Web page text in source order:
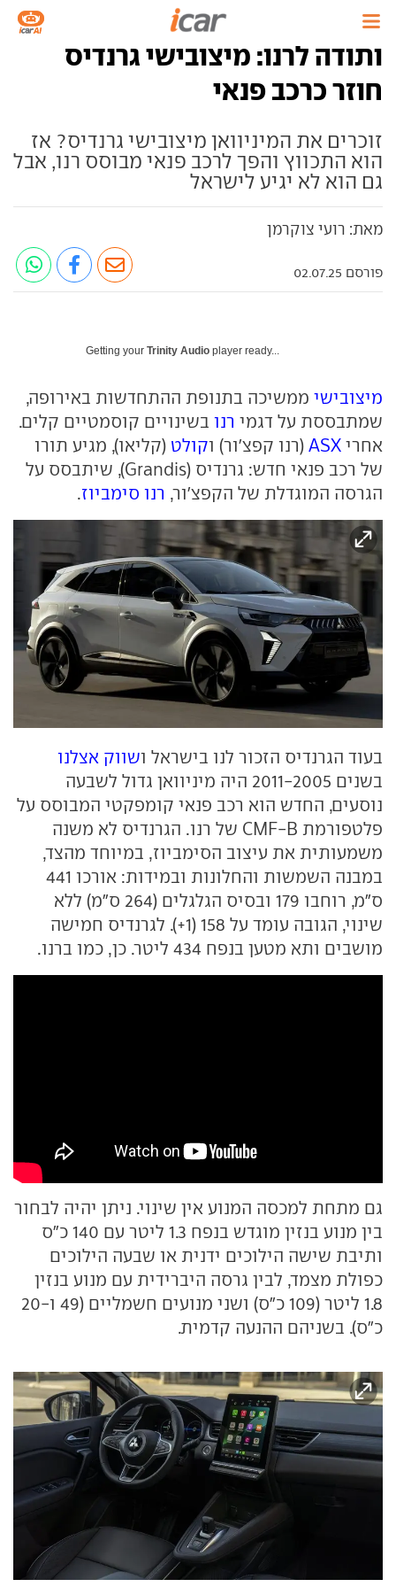
ותודה לרנו: מיצובישי גרנדיס
חוזר כרכב פנאי
זוכרים את המיניוואן מיצובישי גרנדיס? אז
הוא התכווץ והפך לרכב פנאי מבוסס רנו, אבל
גם הוא לא יגיע לישראל
מאת: רועי צוקרמן
פורסם 02.07.25
Getting your Trinity Audio player ready...
מיצובישי ממשיכה בתנופת ההתחדשות באירופה,
שמתבססת על דגמי רנו בשינויים קוסמטיים קלים.
אחרי ASX (רנו קפצ'ור) וקולט (קליאו), מגיע תורו
של רכב פנאי חדש: גרנדיס (Grandis), שיתבסס על
הגרסה המוגדלת של הקפצ'ור, רנו סימביוז.
בעוד הגרנדיס הזכור לנו בישראל ושווק אצלנו
בשנים 2011-2005 היה מיניוואן גדול לשבעה
נוסעים, החדש הוא רכב פנאי קומפקטי המבוסס על
פלטפורמת CMF-B של רנו. הגרנדיס לא משנה
משמעותית את עיצוב הסימביוז, במיוחד מהצד,
במבנה השמשות והחלונות ובמידות: אורכו 441
ס"מ, רוחבו 179 ובסיס הגלגלים (264 ס"מ) ללא
שינוי, הגובה עומד על 158 (1+). לגרנדיס חמישה
מושבים ותא מטען בנפח 434 ליטר. כן, כמו ברנו.
גם מתחת למכסה המנוע אין שינוי. ניתן יהיה לבחור
בין מנוע בנזין מוגדש בנפח 1.3 ליטר עם 140 כ"ס
ותיבת שישה הילוכים ידנית או שבעה הילוכים
כפולת מצמד, לבין גרסה היברידית עם מנוע בנזין
1.8 ליטר (109 כ"ס) ושני מנועים חשמליים (49 ו-20
כ"ס). בשניהם ההנעה קדמית.